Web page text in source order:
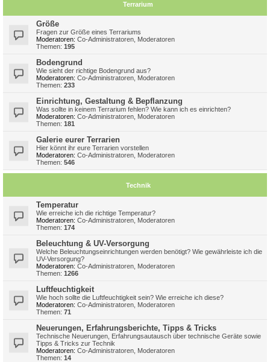
Terrarium
Größe
Fragen zur Größe eines Terrariums
Moderatoren: Co-Administratoren Moderatoren
Themen: 195
Bodengrund
Wie sieht der richtige Bodengrund aus?
Moderatoren: Co-Administratoren Moderatoren
Themen: 233
Einrichtung, Gestaltung & Bepflanzung
Was sollte in keinem Terrarium fehlen? Wie kann ich es einrichten?
Moderatoren: Co-Administratoren Moderatoren
Themen: 181
Galerie eurer Terrarien
Hier könnt ihr eure Terrarien vorstellen
Moderatoren: Co-Administratoren Moderatoren
Themen: 546
Technik
Temperatur
Wie erreiche ich die richtige Temperatur?
Moderatoren: Co-Administratoren Moderatoren
Themen: 174
Beleuchtung & UV-Versorgung
Welche Beleuchtungseinrichtungen werden benötigt? Wie gewährleiste ich die
UV-Versorgung?
Moderatoren: Co-Administratoren Moderatoren
Themen: 1266
Luftfeuchtigkeit
Wie hoch sollte die Luftfeuchtigkeit sein? Wie erreiche ich diese?
Moderatoren: Co-Administratoren Moderatoren
Themen: 71
Neuerungen, Erfahrungsberichte, Tipps & Tricks
Technische Neuerungen, Erfahrungsautausch über technische Geräte sowie
Tipps & Tricks zur Technik
Moderatoren: Co-Administratoren Moderatoren
Themen: 14